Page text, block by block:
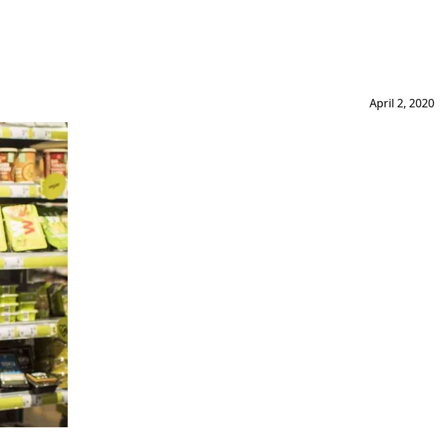
April 2, 2020